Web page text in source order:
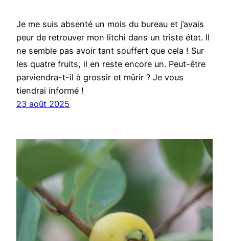
Je me suis absenté un mois du bureau et j’avais
peur de retrouver mon litchi dans un triste état. Il
ne semble pas avoir tant souffert que cela ! Sur
les quatre fruits, il en reste encore un. Peut-être
parviendra-t-il à grossir et mûrir ? Je vous
tiendrai informé !
23 août 2025